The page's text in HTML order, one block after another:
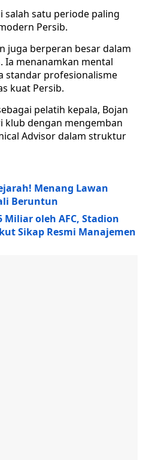
salah satu periode paling
Persib.
juga berperan besar dalam
menanamkan mental
standar profesionalisme
kuat Persib.
pelatih kepala, Bojan
klub dengan mengemban
Advisor dalam struktur
Menang Lawan
Beruntun
Miliar oleh AFC, Stadion
Sikap Resmi Manajemen